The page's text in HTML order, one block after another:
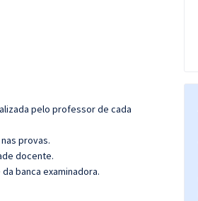
pelo professor de cada
provas.
docente.
banca examinadora.